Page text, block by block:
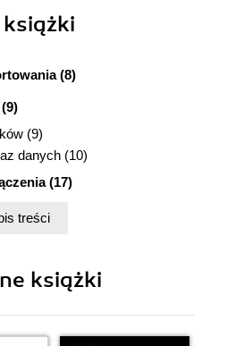
książki
(8)
(9)
danych (10)
(17)
sterowników (17)
(19)
polceń SQL (21)
DDL (21)
INSERT, UPDATE oraz
treści
książki